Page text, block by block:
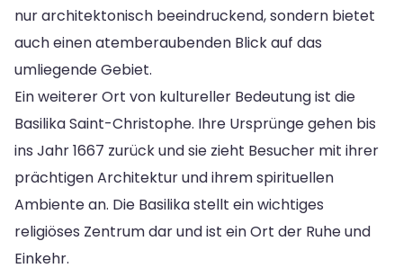
nur architektonisch beeindruckend, sondern bietet
auch einen atemberaubenden Blick auf das
umliegende Gebiet.
Ein weiterer Ort von kultureller Bedeutung ist die
Basilika Saint-Christophe. Ihre Ursprünge gehen bis
ins Jahr 1667 zurück und sie zieht Besucher mit ihrer
prächtigen Architektur und ihrem spirituellen
Ambiente an. Die Basilika stellt ein wichtiges
religiöses Zentrum dar und ist ein Ort der Ruhe und
Einkehr.